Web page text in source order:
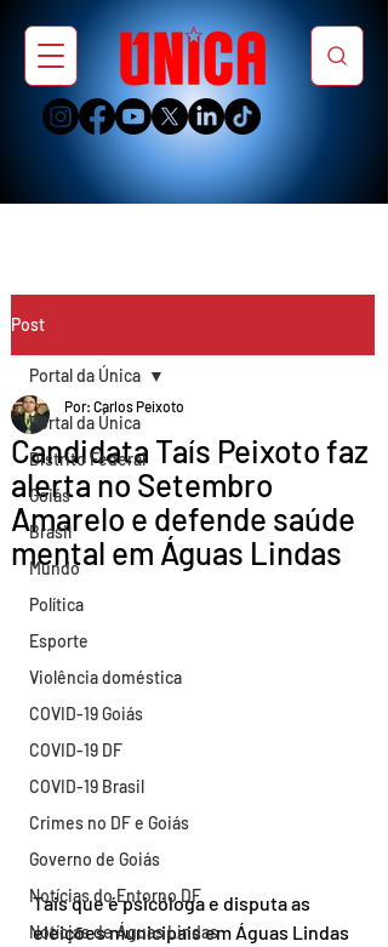
Post
Portal da Única
Distrito Federal
Goiás
Brasil
Mundo
Política
Esporte
Violência doméstica
COVID-19 Goiás
COVID-19 DF
COVID-19 Brasil
Crimes no DF e Goiás
Governo de Goiás
Notícias do Entorno DF
Notícias de Águas Lindas
Portal da Única
Candidata Taís Peixoto faz
alerta no Setembro
Amarelo e defende saúde
mental em Águas Lindas
Por: Carlos Peixoto
Tais que é psicóloga e disputa as
eleições municipais em Águas Lindas